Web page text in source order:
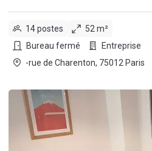
14 postes
52 m²
Bureau fermé
Entreprise
-rue de Charenton, 75012 Paris